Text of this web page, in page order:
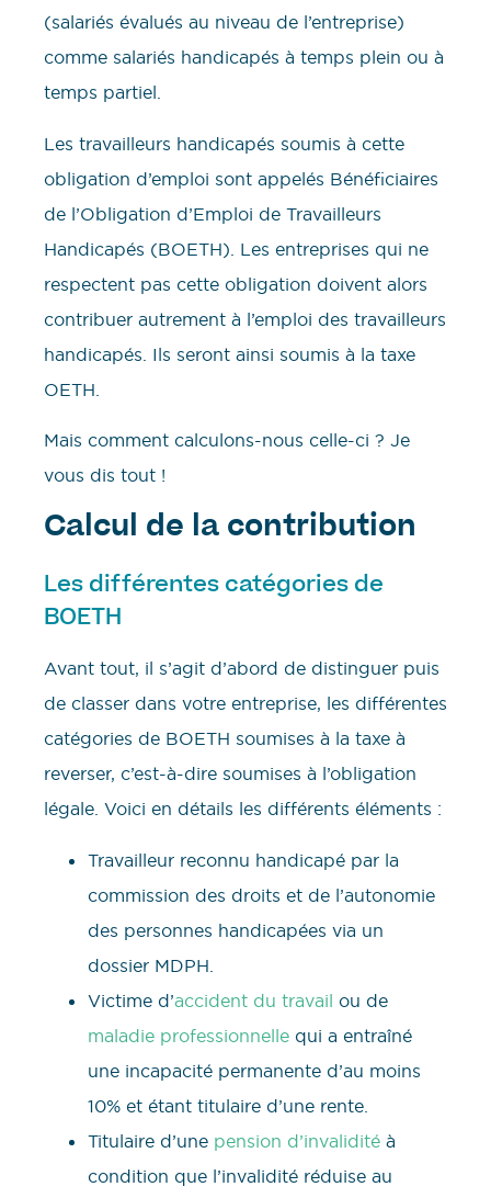
(salariés évalués au niveau de l’entreprise)
comme salariés handicapés à temps plein ou à
temps partiel.
Les travailleurs handicapés soumis à cette
obligation d’emploi sont appelés Bénéficiaires
de l’Obligation d’Emploi de Travailleurs
Handicapés (BOETH). Les entreprises qui ne
respectent pas cette obligation doivent alors
contribuer autrement à l’emploi des travailleurs
handicapés. Ils seront ainsi soumis à la taxe
OETH.
Mais comment calculons-nous celle-ci ? Je
vous dis tout !
Calcul de la contribution
Les différentes catégories de
BOETH
Avant tout, il s’agit d’abord de distinguer puis
de classer dans votre entreprise, les différentes
catégories de BOETH soumises à la taxe à
reverser, c’est-à-dire soumises à l’obligation
légale. Voici en détails les différents éléments :
Travailleur reconnu handicapé par la
commission des droits et de l’autonomie
des personnes handicapées via un
dossier MDPH.
Victime d’accident du travail ou de
maladie professionnelle qui a entraîné
une incapacité permanente d’au moins
10% et étant titulaire d’une rente.
Titulaire d’une pension d’invalidité à
condition que l’invalidité réduise au